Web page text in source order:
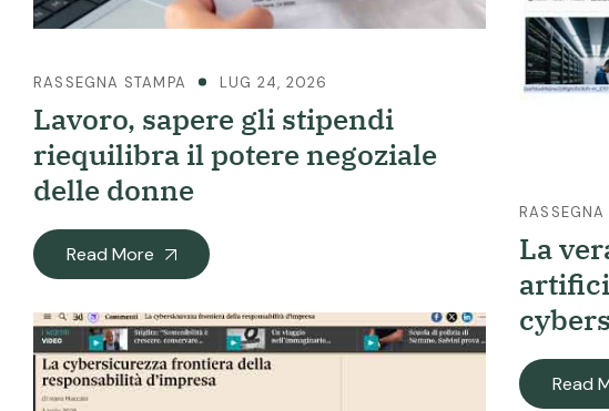
RASSEGNA STAMPA LUG 24, 2026
Lavoro, sapere gli stipendi
riequilibra il potere negoziale
delle donne
Read More
RASSEGNA
La
Read